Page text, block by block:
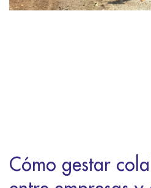
Cómo gestar